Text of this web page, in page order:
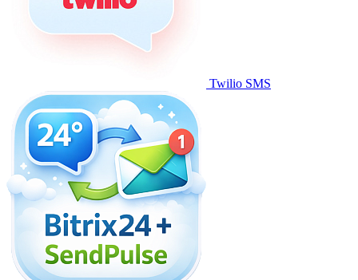
Twilio SMS